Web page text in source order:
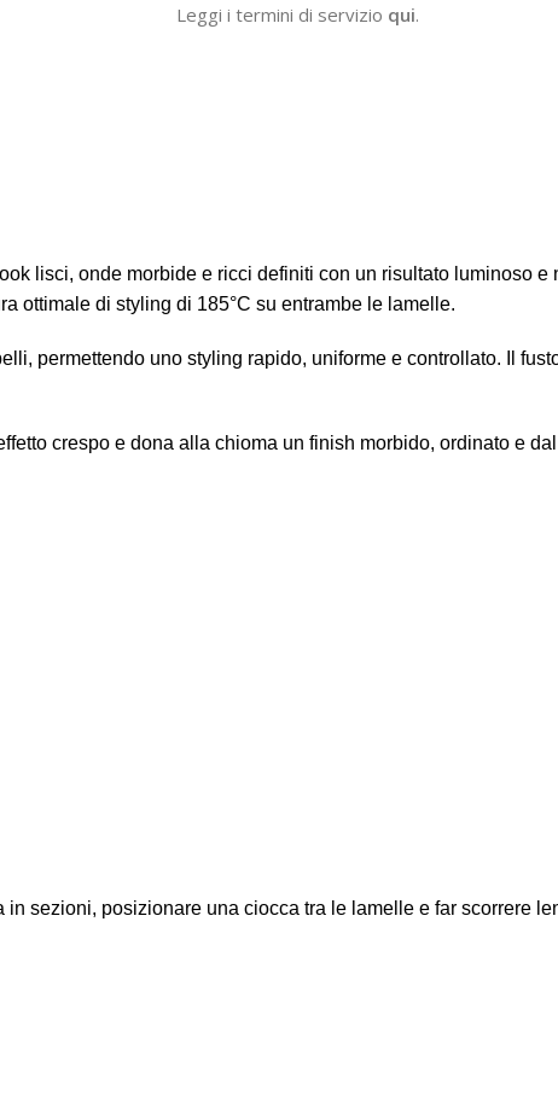
Leggi i termini di servizio qui.
lisci, onde morbide e ricci definiti con un risultato luminoso
ottimale di styling di 185°C su entrambe le lamelle.
permettendo uno styling rapido, uniforme e controllato. Il
crespo e dona alla chioma un finish morbido, ordinato e
sezioni, posizionare una ciocca tra le lamelle e far scorrere